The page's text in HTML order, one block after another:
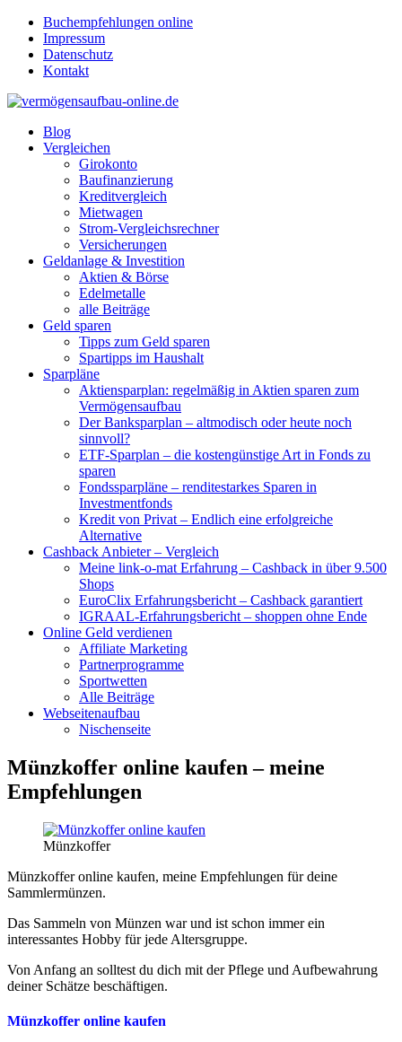
Buchempfehlungen online
Impressum
Datenschutz
Kontakt
Blog
Vergleichen
Girokonto
Baufinanzierung
Kreditvergleich
Mietwagen
Strom-Vergleichsrechner
Versicherungen
Geldanlage & Investition
Aktien & Börse
Edelmetalle
alle Beiträge
Geld sparen
Tipps zum Geld sparen
Spartipps im Haushalt
Sparpläne
Aktiensparplan: regelmäßig in Aktien sparen zum
Vermögensaufbau
Der Banksparplan – altmodisch oder heute noch
sinnvoll?
ETF-Sparplan – die kostengünstige Art in Fonds zu
sparen
Fondssparpläne – renditestarkes Sparen in
Investmentfonds
Kredit von Privat – Endlich eine erfolgreiche
Alternative
Cashback Anbieter – Vergleich
Meine link-o-mat Erfahrung – Cashback in über 9.500
Shops
EuroClix Erfahrungsbericht – Cashback garantiert
IGRAAL-Erfahrungsbericht – shoppen ohne Ende
Online Geld verdienen
Affiliate Marketing
Partnerprogramme
Sportwetten
Alle Beiträge
Webseitenaufbau
Nischenseite
Münzkoffer online kaufen – meine
Empfehlungen
Münzkoffer
Münzkoffer online kaufen, meine Empfehlungen für deine
Sammlermünzen.
Das Sammeln von Münzen war und ist schon immer ein
interessantes Hobby für jede Altersgruppe.
Von Anfang an solltest du dich mit der Pflege und Aufbewahrung
deiner Schätze beschäftigen.
Münzkoffer online kaufen